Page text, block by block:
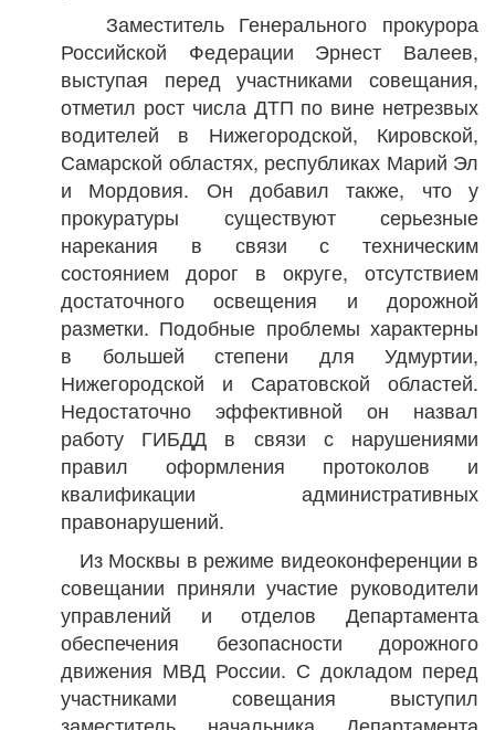
Заместитель Генерального прокурора
Российской Федерации Эрнест Валеев,
выступая перед участниками совещания,
отметил рост числа ДТП по вине нетрезвых
водителей в Нижегородской, Кировской,
Самарской областях, республиках Марий Эл
и Мордовия. Он добавил также, что у
прокуратуры существуют серьезные
нарекания в связи с техническим
состоянием дорог в округе, отсутствием
достаточного освещения и дорожной
разметки. Подобные проблемы характерны
в большей степени для Удмуртии,
Нижегородской и Саратовской областей.
Недостаточно эффективной он назвал
работу ГИБДД в связи с нарушениями
правил оформления протоколов и
квалификации административных
правонарушений.
Из Москвы в режиме видеоконференции в
совещании приняли участие руководители
управлений и отделов Департамента
обеспечения безопасности дорожного
движения МВД России. С докладом перед
участниками совещания выступил